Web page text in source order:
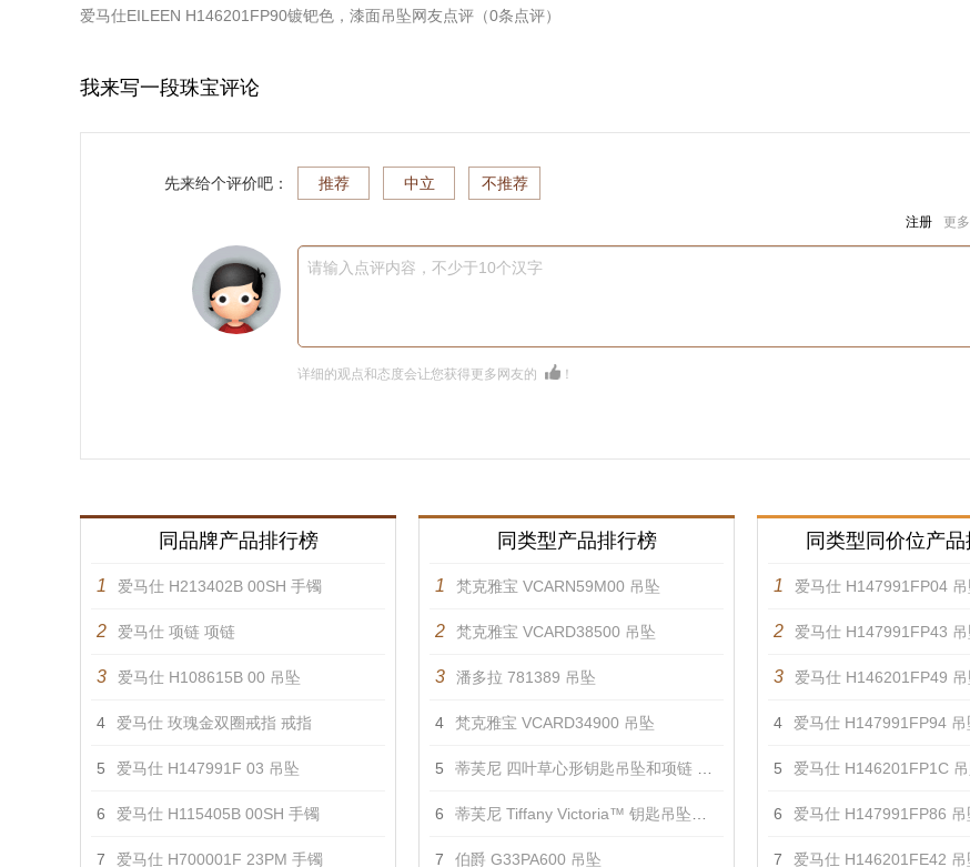
爱马仕EILEEN H146201FP90镀钯色，漆面吊坠网友点评（0条点评）
我来写一段珠宝评论
先来给个评价吧： 推荐 中立 不推荐
注册 更
请输入点评内容，不少于10个汉字
详细的观点和态度会让您获得更多网友的 ！
同品牌产品排行榜
1 爱马仕 H213402B 00SH 手镯
2 爱马仕 项链 项链
3 爱马仕 H108615B 00 吊坠
4 爱马仕 玫瑰金双圈戒指 戒指
5 爱马仕 H147991F 03 吊坠
6 爱马仕 H115405B 00SH 手镯
7 爱马仕 H700001F 23PM 手镯
同类型产品排行榜
1 梵克雅宝 VCARN59M00 吊坠
2 梵克雅宝 VCARD38500 吊坠
3 潘多拉 781389 吊坠
4 梵克雅宝 VCARD34900 吊坠
5 蒂芙尼 四叶草心形钥匙吊坠和项链 吊坠
6 蒂芙尼 Tiffany Victoria™ 钥匙吊坠项链 吊坠
7 伯爵 G33PA600 吊坠
同类型同价位产
1 爱马仕 H147991FP04 吊
2 爱马仕 H147991FP43 吊
3 爱马仕 H146201FP49 吊
4 爱马仕 H147991FP94 吊
5 爱马仕 H146201FP1C
6 爱马仕 H147991FP86 吊
7 爱马仕 H146201FE42 吊